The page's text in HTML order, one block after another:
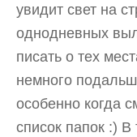
увидит свет на
однодневных
писать о тех
немного
особенно когда
список папок :)